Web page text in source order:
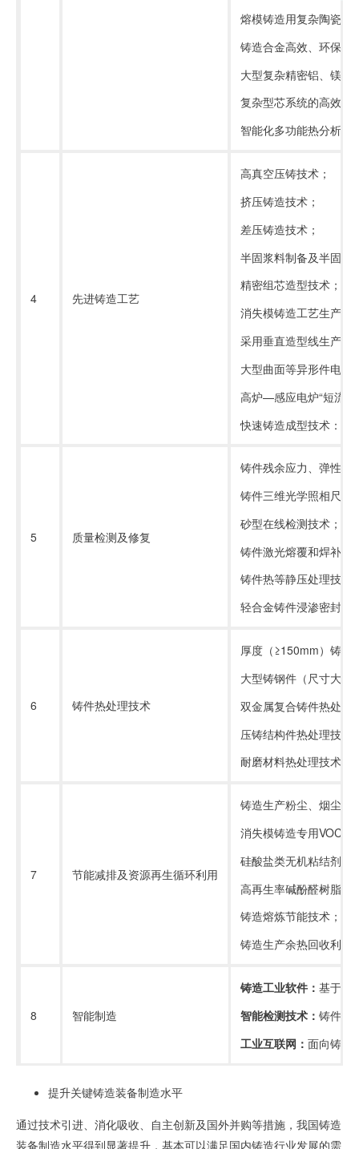
熔模铸造用复杂陶瓷型
铸造合金高效、环保精
大型复杂精密铝、镁、
复杂型芯系统的高效、
智能化多功能热分析法
4 先进铸造工艺
高真空压铸技术；
挤压铸造技术；
差压铸造技术；
半固浆料制备及半固态
精密组芯造型技术；
消失模铸造工艺生产铝
采用垂直造型线生产铝
大型曲面等异形件电渣
高炉—感应电炉“短流
快速铸造成型技术：①
5 质量检测及修复
铸件残余应力、弹性模
铸件三维光学照相尺寸
砂型在线检测技术；
铸件激光熔覆和焊补修
铸件热等静压处理技术
轻合金铸件浸渗密封技
6 铸件热处理技术
厚度（≥150mm）铸铁
大型铸钢件（尺寸大、
双金属复合铸件热处理
压铸结构件热处理技术
耐磨材料热处理技术（
7 节能减排及资源再生循环利用
铸造生产粉尘、烟尘、
消失模铸造专用VOCs
硅酸盐类无机粘结剂砂
高再生率碱酚醛树脂砂
铸造熔炼节能技术；
铸造生产余热回收利用
8 智能制造
铸造工业软件： 基于物
智能检测技术： 铸件智
工业互联网： 面向铸造
提升关键铸造装备制造水平
通过技术引进、消化吸收、自主创新及国外并购等措施，我国铸造
装备制造水平得到显著提升，基本可以满足国内铸造行业发展的需